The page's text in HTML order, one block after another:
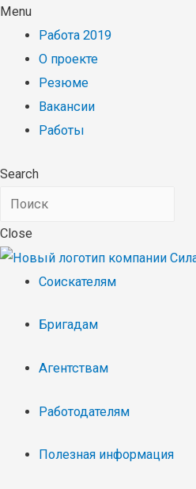
Menu
Работа 2019
О проекте
Резюме
Вакансии
Работы
Search
Close
Соискателям
Бригадам
Агентствам
Работодателям
Полезная информация